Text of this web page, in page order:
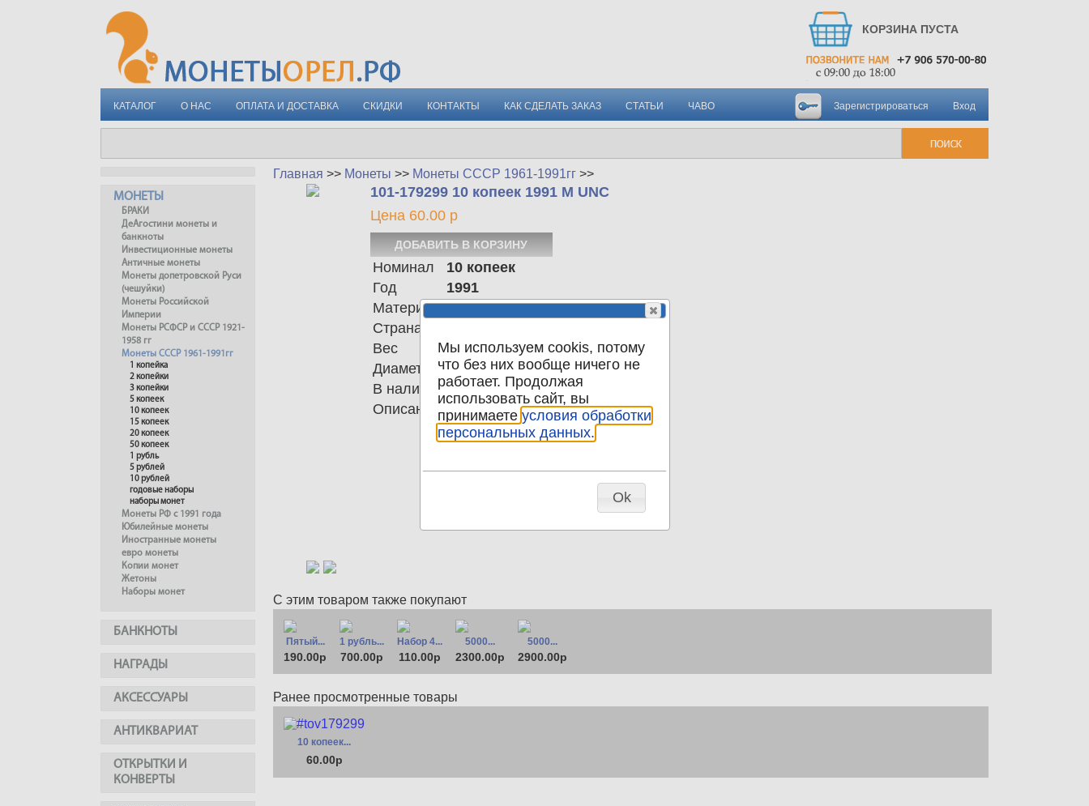
КОРЗИНА ПУСТА
КАТАЛОГ О НАС ОПЛАТА И ДОСТАВКА СКИДКИ КОНТАКТЫ КАК СДЕЛАТЬ ЗАКАЗ СТАТЬИ ЧАВО Вход
Зарегистрироваться
МОНЕТЫ
БРАКИ
ДеАгостини монеты и
банкноты
Инвестиционные монеты
Античные монеты
Монеты допетровской Руси
(чешуйки)
Монеты Российской
Империи
Монеты РСФСР и СССР 1921-
1958 гг
Монеты СССР 1961-1991гг
1 копейка
2 копейки
3 копейки
5 копеек
10 копеек
15 копеек
20 копеек
50 копеек
1 рубль
5 рублей
10 рублей
годовые наборы
наборы монет
Монеты РФ с 1991 года
Юбилейные монеты
Иностранные монеты
евро монеты
Копии монет
Жетоны
Наборы монет
БАНКНОТЫ
НАГРАДЫ
АКСЕССУАРЫ
АНТИКВАРИАТ
ОТКРЫТКИ И
КОНВЕРТЫ
Главная >> Монеты >> Монеты СССР 1961-1991гг >>
101-179299 10 копеек 1991 М UNC
Цена 60.00 р
Номинал
10 копеек
Год
1991
Материал сталь с медным покрытием
Страна
Вес
2.30
Диаметр
17.60
В наличии 36
Описание 10 копеек 1991 М СССР UNC
С этим товаром также покупают
Пятый...
190.00р
1 рубль...
700.00р
Набор 4...
110.00р
5000...
2300.00р
5000...
2900.00р
Ранее просмотренные товары
10 копеек...
60.00р
Мы используем cookis, потому
что без них вообще ничего не
работает. Продолжая
использовать сайт, вы
принимаете условия обработки
персональных данных.
Ok